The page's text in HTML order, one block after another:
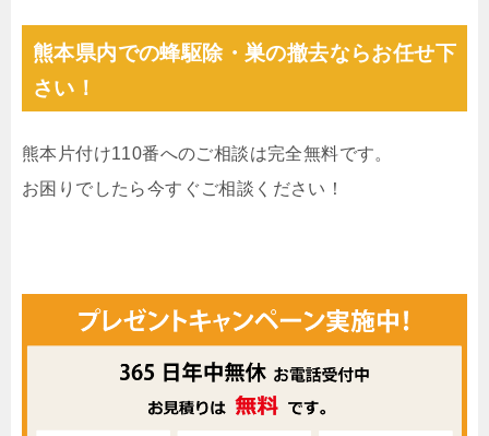
熊本県内での蜂駆除・巣の撤去ならお任せ下
さい！
熊本片付け110番へのご相談は完全無料です。
お困りでしたら今すぐご相談ください！